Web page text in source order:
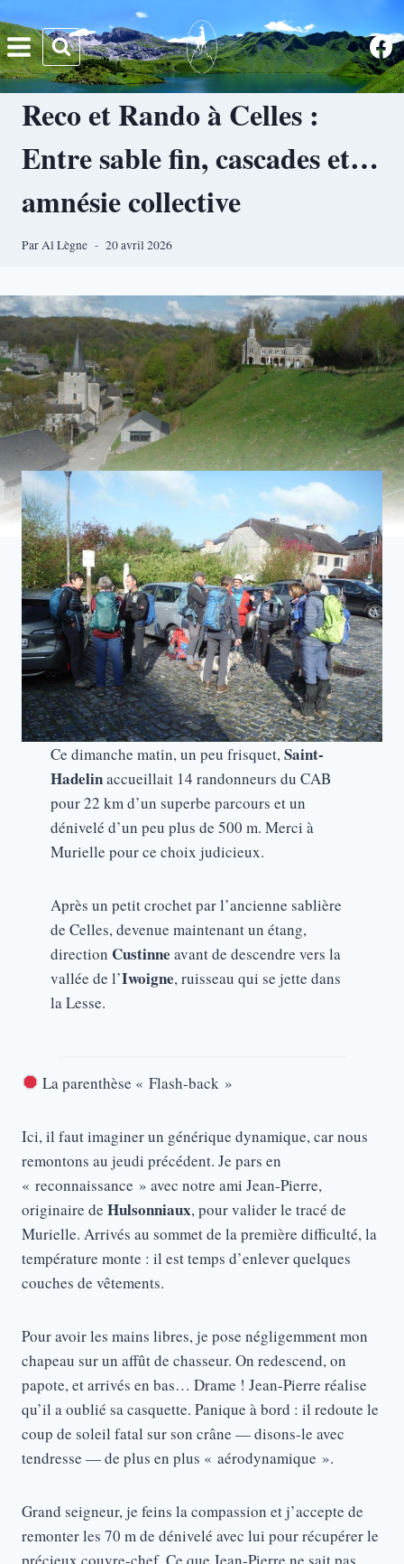
au
contenu
Reco et Rando à Celles :
Entre sable fin, cascades et…
amnésie collective
Par Al Lègne 20 avril 2026
Ce dimanche matin, un peu frisquet,Saint-
Hadelinaccueillait 14 randonneurs du CAB
pour 22 km d’un superbe parcours et un
dénivelé d’un peu plus de 500 m. Merci à
Murielle pour ce choix judicieux.
Après un petit crochet par l’ancienne sablière
de Celles, devenue maintenant un étang,
direction Custinne avant de descendre vers la
vallée de l’Iwoigne, ruisseau qui se jette dans
la Lesse.
La parenthèse « Flash-back »
Ici, il faut imaginer un générique dynamique, car nous
remontons au jeudi précédent. Je pars en
« reconnaissance » avec notre ami Jean-Pierre,
originaire de Hulsonniaux, pour valider le tracé de
Murielle. Arrivés au sommet de la première difficulté, la
température monte : il est temps d’enlever quelques
couches de vêtements.
Pour avoir les mains libres, je pose négligemment mon
chapeau sur un affût de chasseur. On redescend, on
papote, et arrivés en bas… Drame ! Jean-Pierre réalise
qu’il a oublié sa casquette. Panique à bord : il redoute le
coup de soleil fatal sur son crâne — disons-le avec
tendresse — de plus en plus « aérodynamique ».
Grand seigneur, je feins la compassion et j’accepte de
remonter les 70 m de dénivelé avec lui pour récupérer le
précieux couvre-chef. Ce que Jean-Pierre ne sait pas